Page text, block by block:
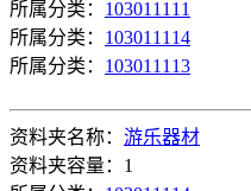
所属分类： 103011111
所属分类： 103011114
所属分类： 103011113
资料夹名称： 游乐器材
资料夹容量：1